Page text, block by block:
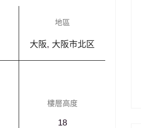
地區
大阪, 大阪市北区
樓層高度
18